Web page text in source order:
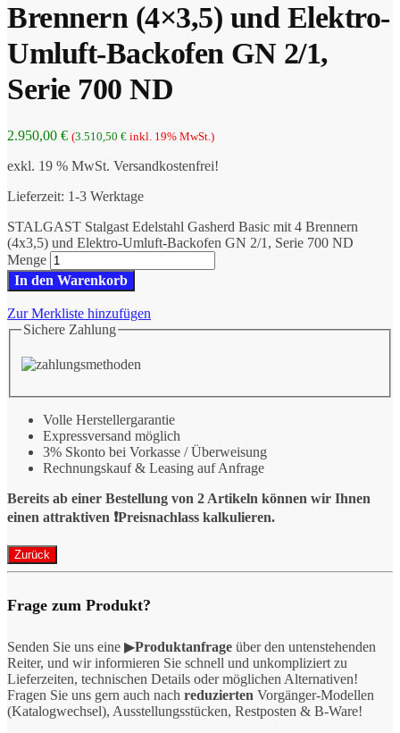
Brennern (4×3,5) und Elektro-
Umluft-Backofen GN 2/1,
Serie 700 ND
2.950,00 € (3.510,50 € inkl. 19% MwSt.)
exkl. 19 % MwSt. Versandkostenfrei!
Lieferzeit: 1-3 Werktage
STALGAST Stalgast Edelstahl Gasherd Basic mit 4 Brennern
(4x3,5) und Elektro-Umluft-Backofen GN 2/1, Serie 700 ND
Menge
In den Warenkorb
Zur Merkliste hinzufügen
Sichere Zahlung
Volle Herstellergarantie
Expressversand möglich
3% Skonto bei Vorkasse / Überweisung
Rechnungskauf & Leasing auf Anfrage
Bereits ab einer Bestellung von 2 Artikeln können wir Ihnen
einen attraktiven ❗️Preisnachlass kalkulieren.
Frage zum Produkt?
Senden Sie uns eine ▶Produktanfrage über den untenstehenden
Reiter, und wir informieren Sie schnell und unkompliziert zu
Lieferzeiten, technischen Details oder möglichen Alternativen!
Fragen Sie uns gern auch nach reduzierten Vorgänger-Modellen
(Katalogwechsel), Ausstellungsstücken, Restposten & B-Ware!